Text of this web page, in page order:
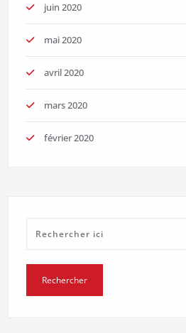
juin 2020
mai 2020
avril 2020
mars 2020
février 2020